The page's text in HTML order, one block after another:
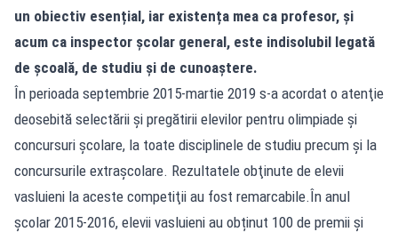
un obiectiv esențial, iar existența mea ca profesor, și
acum ca inspector școlar general, este indisolubil legată
de școală, de studiu și de cunoaștere.
În perioada septembrie 2015-martie 2019 s-a acordat o atenţie
deosebită selectării şi pregătirii elevilor pentru olimpiade şi
concursuri şcolare, la toate disciplinele de studiu precum şi la
concursurile extraşcolare. Rezultatele obţinute de elevii
vasluieni la aceste competiţii au fost remarcabile.În anul
școlar 2015-2016, elevii vasluieni au obținut 100 de premii și